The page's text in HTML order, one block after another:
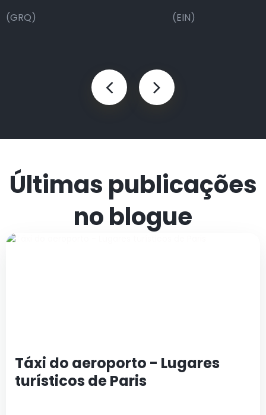
(GRQ) (EIN)
Últimas publicações
no blogue
Táxi do aeroporto - Lugares
turísticos de Paris